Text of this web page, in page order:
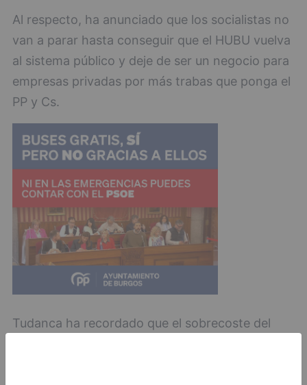
Al respecto, ha anunciado que los socialistas no
van a parar hasta conseguir que el HUBU vuelva
al sistema público y deje de ser un negocio para
empresas privadas por más trabas que ponga el
PP y Cs.
Tudanca ha recordado que el sobrecoste del